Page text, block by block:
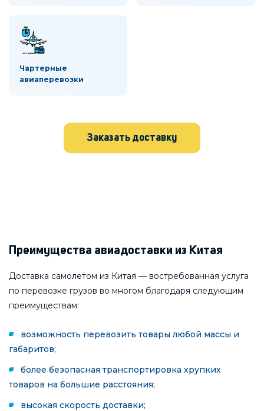
Чартерные
авиаперевозки
Заказать доставку
Преимущества авиадоставки из Китая
Доставка самолетом из Китая — востребованная услуга
по перевозке грузов во многом благодаря следующим
преимуществам:
возможность перевозить товары любой массы и
габаритов;
более безопасная транспортировка хрупких
товаров на большие расстояния;
высокая скорость доставки;